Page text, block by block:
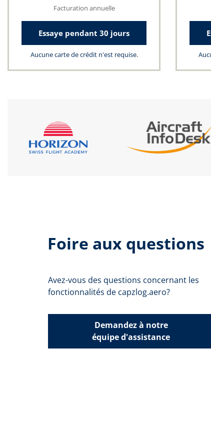
Facturation annuelle
Essaye pendant 30 jours
Aucune carte de crédit n'est requise.
Foire aux questions
Avez-vous des questions concernant les
fonctionnalités de capzlog.aero?
Demandez à notre
équipe d'assistance